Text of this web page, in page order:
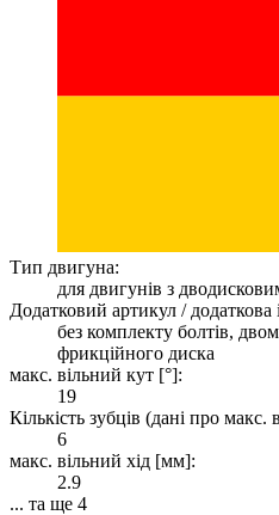
Тип двигуна:
для двигунів з
Додатковий артикул / додаткова
без комплекту болтів,
фрикційного диска
макс. вільний кут [°]:
19
Кількість зубців (дані про макс.
6
макс. вільний хід [мм]:
2.9
... та ще 4